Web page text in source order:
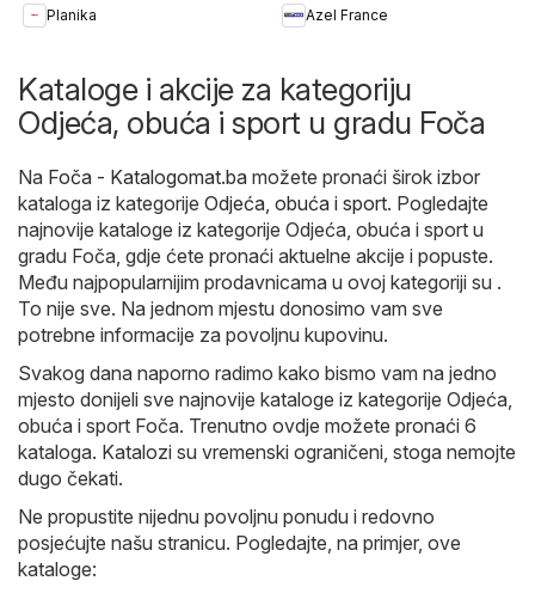
Planika
Azel France
Kataloge i akcije za kategoriju
Odjeća, obuća i sport u gradu Foča
Na Foča - Katalogomat.ba možete pronaći širok izbor
kataloga iz kategorije Odjeća, obuća i sport. Pogledajte
najnovije kataloge iz kategorije Odjeća, obuća i sport u
gradu Foča, gdje ćete pronaći aktuelne akcije i popuste.
Među najpopularnijim prodavnicama u ovoj kategoriji su .
To nije sve. Na jednom mjestu donosimo vam sve
potrebne informacije za povoljnu kupovinu.
Svakog dana naporno radimo kako bismo vam na jedno
mjesto donijeli sve najnovije kataloge iz kategorije Odjeća,
obuća i sport Foča. Trenutno ovdje možete pronaći 6
kataloga. Katalozi su vremenski ograničeni, stoga nemojte
dugo čekati.
Ne propustite nijednu povoljnu ponudu i redovno
posjećujte našu stranicu. Pogledajte, na primjer, ove
kataloge: